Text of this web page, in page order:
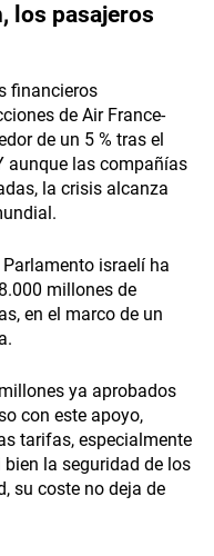
los pasajeros
financieros
de Air France-
de un 5 % tras el
aunque las compañías
la crisis alcanza
israelí ha
millones de
en el marco de un
ya aprobados
con este apoyo,
tarifas, especialmente
la seguridad de los
su coste no deja de